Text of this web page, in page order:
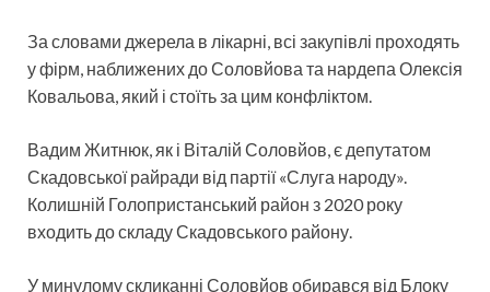
За словами джерела в лікарні, всі закупівлі проходять
у фірм, наближених до Соловйова та нардепа Олексія
Ковальова, який і стоїть за цим конфліктом.
Вадим Житнюк, як і Віталій Соловйов, є депутатом
Скадовської райради від партії «Слуга народу».
Колишній Голопристанський район з 2020 року
входить до складу Скадовського району.
У минулому скликанні Соловйов обирався від Блоку